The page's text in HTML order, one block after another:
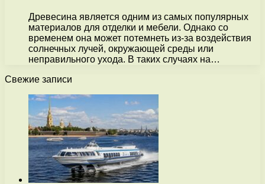
Древесина является одним из самых популярных
материалов для отделки и мебели. Однако со
временем она может потемнеть из-за воздействия
солнечных лучей, окружающей среды или
неправильного ухода. В таких случаях на…
Свежие записи